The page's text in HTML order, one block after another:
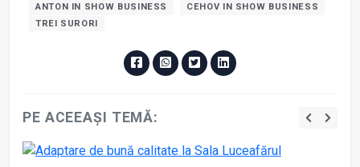
ANTON IN SHOW BUSINESS
CEHOV IN SHOW BUSINESS
TREI SURORI
PE ACEEAȘI TEMĂ: